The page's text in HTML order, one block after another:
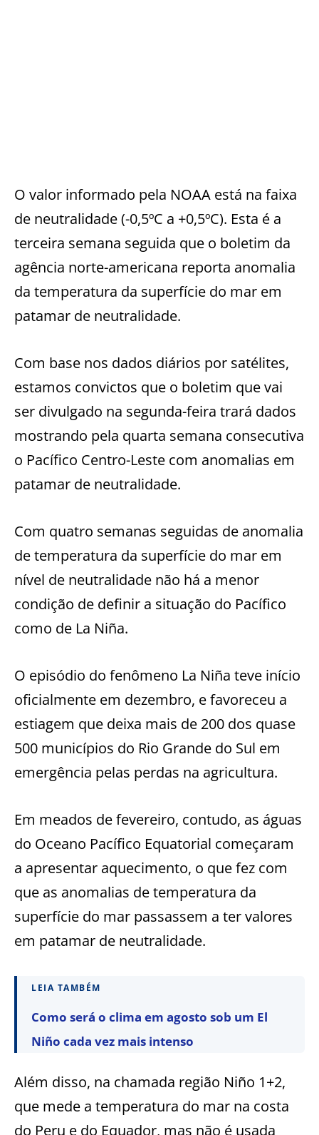
O valor informado pela NOAA está na faixa
de neutralidade (-0,5ºC a +0,5ºC). Esta é a
terceira semana seguida que o boletim da
agência norte-americana reporta anomalia
da temperatura da superfície do mar em
patamar de neutralidade.
Com base nos dados diários por satélites,
estamos convictos que o boletim que vai
ser divulgado na segunda-feira trará dados
mostrando pela quarta semana consecutiva
o Pacífico Centro-Leste com anomalias em
patamar de neutralidade.
Com quatro semanas seguidas de anomalia
de temperatura da superfície do mar em
nível de neutralidade não há a menor
condição de definir a situação do Pacífico
como de La Niña.
O episódio do fenômeno La Niña teve início
oficialmente em dezembro, e favoreceu a
estiagem que deixa mais de 200 dos quase
500 municípios do Rio Grande do Sul em
emergência pelas perdas na agricultura.
Em meados de fevereiro, contudo, as águas
do Oceano Pacífico Equatorial começaram
a apresentar aquecimento, o que fez com
que as anomalias de temperatura da
superfície do mar passassem a ter valores
em patamar de neutralidade.
LEIA TAMBÉM
Como será o clima em agosto sob um El
Niño cada vez mais intenso
Além disso, na chamada região Niño 1+2,
que mede a temperatura do mar na costa
do Peru e do Equador, mas não é usada